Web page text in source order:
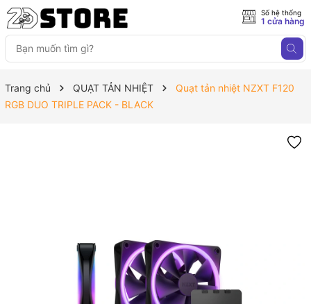
Số hệ thống
1 cửa hàng
Trang chủ QUẠT TẢN NHIỆT
Quạt tản nhiệt NZXT F120
RGB DUO TRIPLE PACK - BLACK